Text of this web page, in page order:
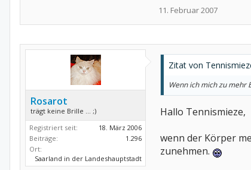
11. Februar 2007
Rosarot
trägt keine Brille ... ;)
Registriert seit:
18. März 2006
Beiträge:
1.296
Ort:
Saarland in der Landeshauptstadt
Zitat von
Wenn ich mich zu mehr
Hallo Tennismieze,
wenn der Körper
zunehmen.